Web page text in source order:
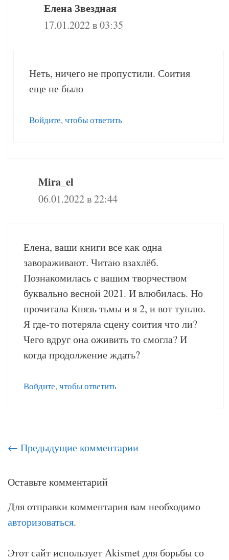
Елена Звездная
17.01.2022 в 03:35
Неть, ничего не пропустили. Соития
еще не было
Войдите, чтобы ответить
Mira_el
06.01.2022 в 22:44
Елена, ваши книги все как одна
завораживают. Читаю взахлёб.
Познакомилась с вашим творчеством
буквально весной 2021. И влюбилась. Но
прочитала Князь тьмы и я 2, и вот туплю.
Я где-то потеряла сцену соития что ли?
Чего вдруг она оживить то смогла? И
когда продолжение ждать?
Войдите, чтобы ответить
Навигация
← Предыдущие комментарии
Оставьте комментарий
Для отправки комментария вам необходимо
авторизоваться.
Этот сайт использует Akismet для борьбы со